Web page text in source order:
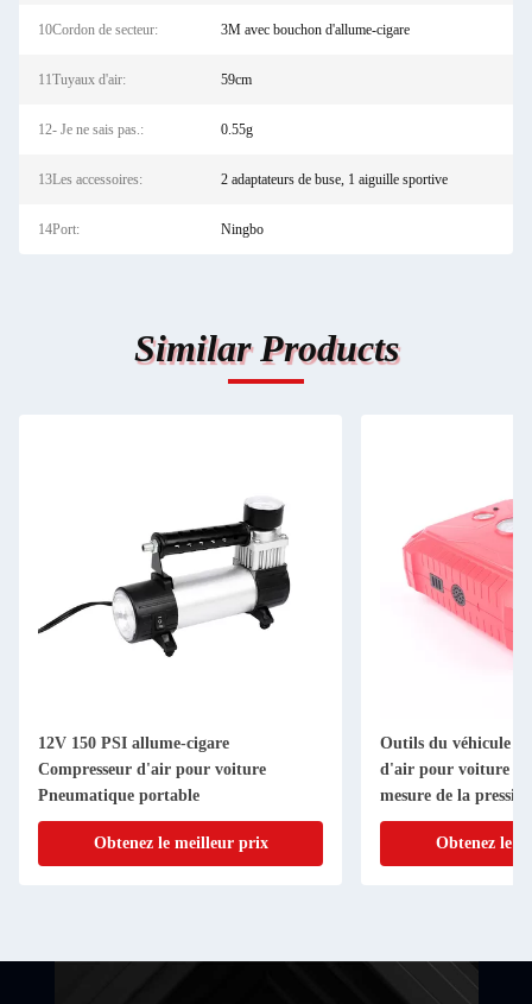
10Cordon de secteur: 3M avec bouchon d'allume-cigare
11Tuyaux d'air: 59cm
12- Je ne sais pas.: 0.55g
13Les accessoires: 2 adaptateurs de buse, 1 aiguille sportive
14Port: Ningbo
Similar Products
12V 150 PSI allume-cigare
Compresseur d'air pour voiture
Pneumatique portable
Obtenez le meilleur prix
Outils du véhicule
d'air pour voiture
mesure de la
Obtenez le